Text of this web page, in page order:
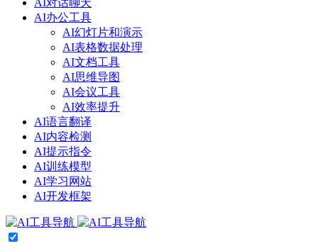
AI办公工具
AI幻灯片和演示
AI表格数据处理
AI文档工具
AI思维导图
AI会议工具
AI效率提升
AI语言翻译
AI内容检测
AI提示指令
AI训练模型
AI学习网站
AI开发框架